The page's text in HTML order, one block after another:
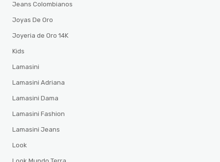
Jeans Colombianos
Joyas De Oro
Joyeria de Oro 14K
Kids
Lamasini
Lamasini Adriana
Lamasini Dama
Lamasini Fashion
Lamasini Jeans
Look